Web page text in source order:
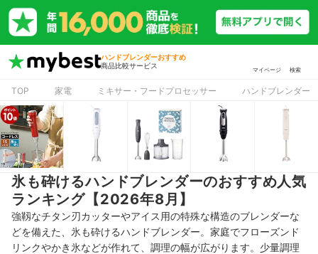
ハンドブレンダーおすすめ
商品比較サービス
マイページ 検索
TOP 家電 ミキサー・フードプロセッサー ハンドブレンダー
氷も砕けるハンドブレンダーのおすすめ人気
ランキング【2026年8月】
強靱なチタン刃カッターやアイス用の特殊な構造のブレンダーな
どを備えた、氷も砕けるハンドブレンダー。家庭でフローズンド
リンクやかき氷などが作れて、調理の幅が広がります。少量調理